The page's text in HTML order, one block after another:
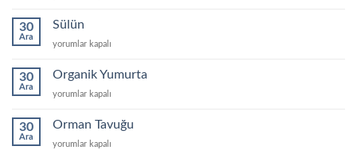
için
30
Ara
Sülün
Sülün
yorumlar kapalı
30
Ara
Organik Yumurta
Organik
için
yorumlar kapalı
30
Ara
Orman Tavuğu
Orman
yorumlar kapalı